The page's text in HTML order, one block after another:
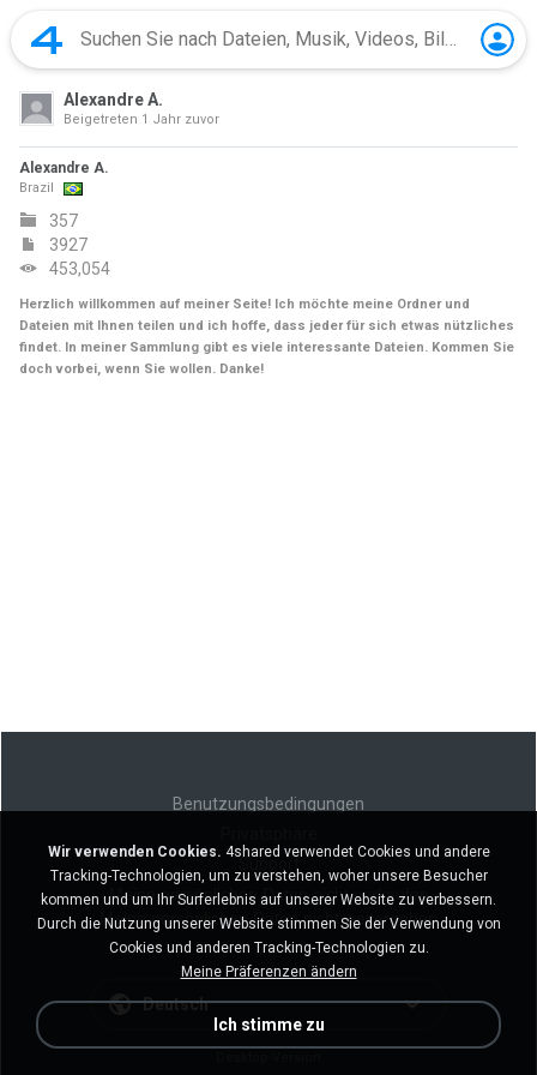
Alexandre A.
Beigetreten 1 Jahr zuvor
Alexandre A.
Brazil
357
3927
453,054
Herzlich willkommen auf meiner Seite! Ich möchte meine Ordner und
Dateien mit Ihnen teilen und ich hoffe, dass jeder für sich etwas nützliches
findet. In meiner Sammlung gibt es viele interessante Dateien. Kommen Sie
doch vorbei, wenn Sie wollen. Danke!
Benutzungsbedingungen
Meine persönlichen Daten nicht verkaufen
Meine persönlichen Daten nicht weitergeben
Deutsch
Wir verwenden Cookies. 4shared verwendet Cookies und andere
Tracking-Technologien, um zu verstehen, woher unsere Besucher
kommen und um Ihr Surferlebnis auf unserer Website zu verbessern.
Durch die Nutzung unserer Website stimmen Sie der Verwendung von
Cookies und anderen Tracking-Technologien zu.
Meine Präferenzen ändern
Ich stimme zu